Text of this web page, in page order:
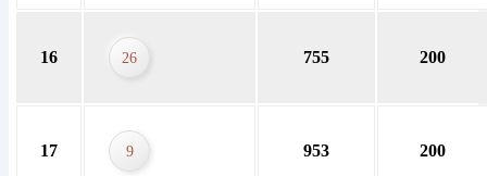
16 26 755 200
17 9 953 200